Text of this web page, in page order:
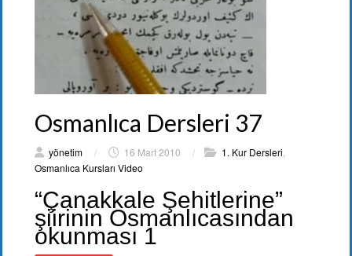
Osmanlıca Dersleri 37
yönetim / 16 Mart 2010 / 1. Kur Dersleri
Osmanlıca Kursları Video
“Çanakkale Şehitlerine”
şiirinin Osmanlıcasından
okunması 1